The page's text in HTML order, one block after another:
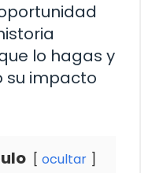
lo hagas y
su impacto
ocultar